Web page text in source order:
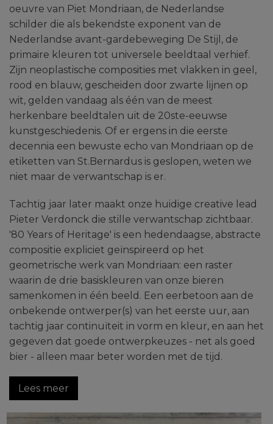
oeuvre van Piet Mondriaan, de Nederlandse
schilder die als bekendste exponent van de
Nederlandse avant-gardebeweging De Stijl, de
primaire kleuren tot universele beeldtaal verhief.
Zijn neoplastische composities met vlakken in geel,
rood en blauw, gescheiden door zwarte lijnen op
wit, gelden vandaag als één van de meest
herkenbare beeldtalen uit de 20ste-eeuwse
kunstgeschiedenis. Of er ergens in die eerste
decennia een bewuste echo van Mondriaan op de
etiketten van St.Bernardus is geslopen, weten we
niet maar de verwantschap is er.
Tachtig jaar later maakt onze huidige creative lead
Pieter Verdonck die stille verwantschap zichtbaar.
'80 Years of Heritage' is een hedendaagse, abstracte
compositie expliciet geïnspireerd op het
geometrische werk van Mondriaan: een raster
waarin de drie basiskleuren van onze bieren
samenkomen in één beeld. Een eerbetoon aan de
onbekende ontwerper(s) van het eerste uur, aan
tachtig jaar continuïteit in vorm en kleur, en aan het
gegeven dat goede ontwerpkeuzes - net als goed
bier - alleen maar beter worden met de tijd.
Lees meer